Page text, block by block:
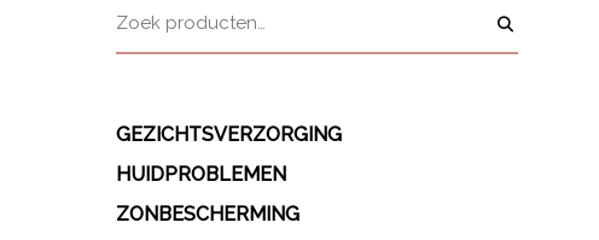
GEZICHTSVERZORGING
HUIDPROBLEMEN
ZONBESCHERMING